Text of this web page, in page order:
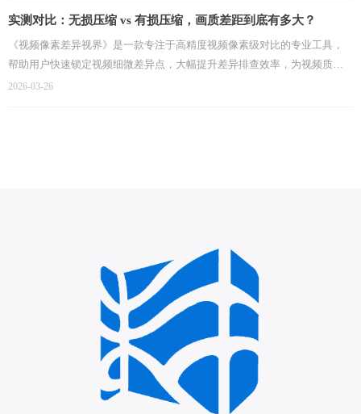
实测对比：无损压缩 vs 有损压缩，画质差距到底有多大？
《视频像素差异视界》是一款专注于高精度视频像素级对比的专业工具，
帮助用户快速锁定视频细微差异点，大幅提升差异排查效率，为视频质量
校验、内容一致性验证等场景提供可靠技术支持。
2026-03-26